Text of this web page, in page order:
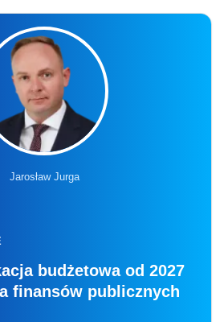
Jarosław Jurga
budżetowa od 2027
finansów publicznych